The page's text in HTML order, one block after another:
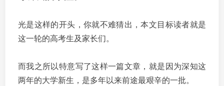
光是这样的开头，你就不难猜出，本文目标读者就是
这一轮的高考生及家长们。
而我之所以特意写了这样一篇文章，就是因为深知这
两年的大学新生，是多年以来前途最艰辛的一批。